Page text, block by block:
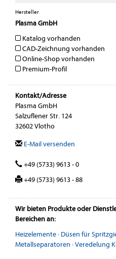
Hersteller
Plasma GmbH
Katalog vorhanden
CAD-Zeichnung vorhanden
Online-Shop vorhanden
Premium-Profil
Kontakt/Adresse
Plasma GmbH
Salzuflener Str. 124
32602 Vlotho
E-Mail versenden
+49 (5733) 9613 - 0
+49 (5733) 9613 - 88
Wir bieten Produkte oder
Bereichen an:
Heizelemente· Düsen für
Metallseparatoren ·Veredelung